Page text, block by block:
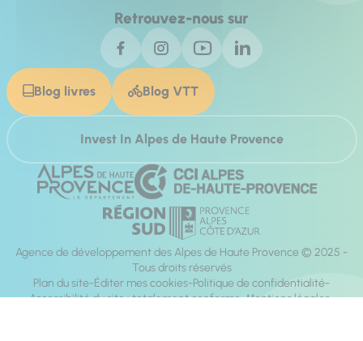
Retrouvez-nous sur
Blog livres Blog VTT
Invest In Alpes de Haute Provence
Agence de développement des Alpes de Haute Provence © 2025 -
Tous droits réservés
Plan du site Éditer mes cookies Politique de confidentialité
Accessibilité du site : totalement conforme Mentions légales